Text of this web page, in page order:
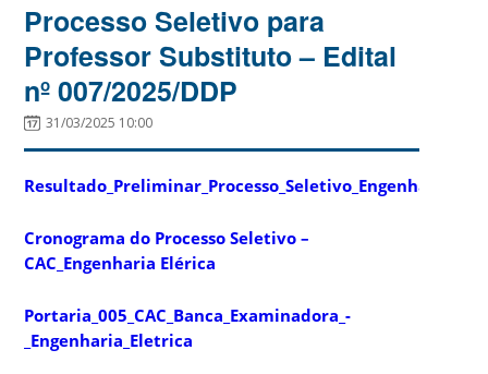
Processo Seletivo para
Professor Substituto – Edital
nº 007/2025/DDP
31/03/2025 10:00
Cronograma do Processo Seletivo –
CAC_Engenharia Elérica
Portaria_005_CAC_Banca_Examinadora_-
_Engenharia_Eletrica